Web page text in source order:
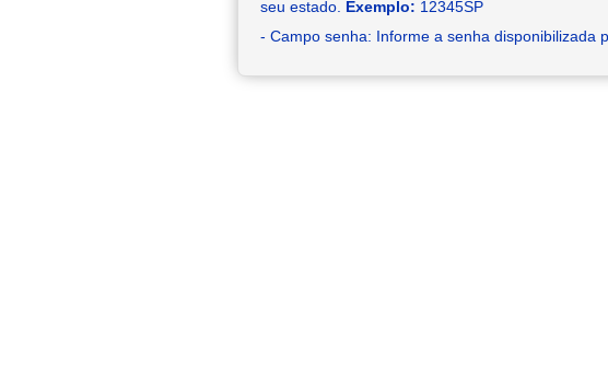
seu estado. Exemplo: 12345SP
- Campo senha: Informe a senha disponibilizada